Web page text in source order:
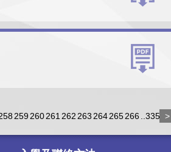
259260261 262 263 264265266 ..335 >